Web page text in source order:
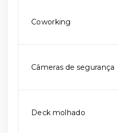
Coworking
Câmeras de segurança
Deck molhado